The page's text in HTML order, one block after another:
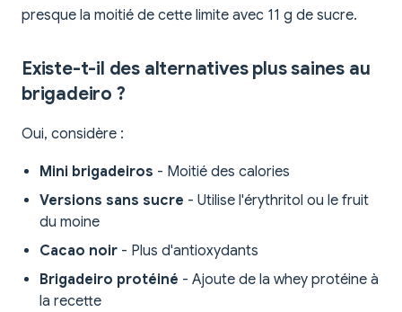
presque la moitié de cette limite avec 11 g de sucre.
Existe-t-il des alternatives plus saines au
brigadeiro ?
Oui, considère :
Mini brigadeiros - Moitié des calories
Versions sans sucre - Utilise l'érythritol ou le fruit
du moine
Cacao noir - Plus d'antioxydants
Brigadeiro protéiné - Ajoute de la whey protéine à
la recette